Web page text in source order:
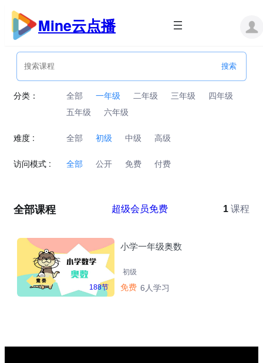
跳
内
Mine云点播
分类： 全部 一年级 二年级 三年级
四年级
五年级
六年级
难度 : 全部 初级 中级 高级
访问模式 : 全部 公开 免费 付费
全部课程 超级会员免费 1 课程
188节
小学一年级奥数
初级
免费 6人学习